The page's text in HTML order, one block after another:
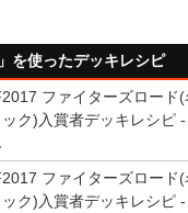
を使ったデッキレシピ
ファイターズロード
ック)入賞者デッキレシピ
ファイターズロード
ック)入賞者デッキレシピ